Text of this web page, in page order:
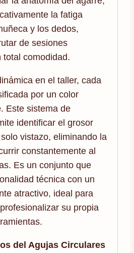
la fatiga
y los dedos,
de sesiones
total comodidad.
en el taller, cada
por un color
Este sistema de
identificar el grosor
vistazo, eliminando la
constantemente al
Es un conjunto que
técnica con un
atractivo, ideal para
su propia
del Agujas Circulares